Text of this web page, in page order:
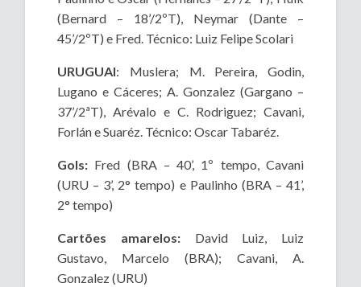
(Bernard – 18’/2ºT), Neymar (Dante –
45’/2ºT) e Fred. Técnico: Luiz Felipe Scolari
URUGUAI: Muslera; M. Pereira, Godin,
Lugano e Cáceres; A. Gonzalez (Gargano –
37’/2ªT), Arévalo e C. Rodriguez; Cavani,
Forlán e Suaréz. Técnico: Oscar Tabaréz.
Gols: Fred (BRA – 40’, 1º tempo, Cavani
(URU – 3’, 2° tempo) e Paulinho (BRA – 41’,
2° tempo)
Cartões amarelos:David Luiz, Luiz
Gustavo, Marcelo (BRA); Cavani, A.
Gonzalez (URU)